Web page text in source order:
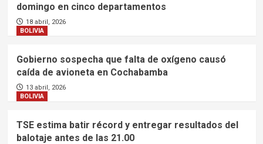
domingo en cinco departamentos
18 abril, 2026
BOLIVIA
Gobierno sospecha que falta de oxígeno causó
caída de avioneta en Cochabamba
13 abril, 2026
BOLIVIA
TSE estima batir récord y entregar resultados del
balotaje antes de las 21.00